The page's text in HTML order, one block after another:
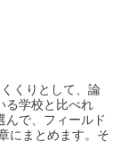
くりとして、論
る学校と比べれ
んで、フィールド
にまとめます。そ